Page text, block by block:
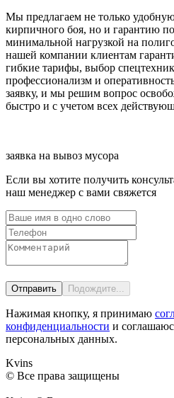
Мы предлагаем не только
кирпичного боя, но и гарантию
минимальной нагрузкой на
нашей компании клиентам
гибкие тарифы, выбор
профессионализм и
заявку, и мы решим вопрос
быстро и с учетом всех
заявка на вывоз мусора
Если вы хотите получить
наш менеджер с вами свяжется
Нажимая кнопку, я принимаю
конфиденциальности и
персональных данных.
Kvins
© Все права защищены